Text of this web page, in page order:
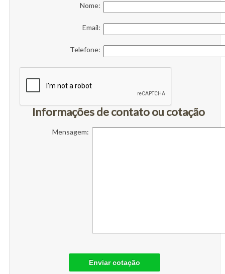
Nome:
Email:
Telefone:
Informações de contato ou cotação
Mensagem:
Enviar cotação